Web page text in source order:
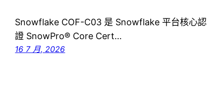
Snowflake COF-C03 是 Snowflake 平台核心認
證 SnowPro® Core Cert…
16 7 月, 2026